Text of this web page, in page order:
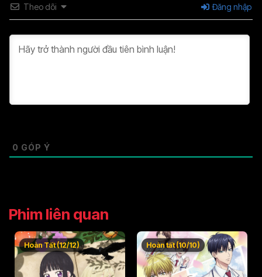
Tập 40 Tập 42
Tập 43 Tập 44 Tập 45
Theo dõi Đăng nhập
0 GÓP Ý
Phim liên quan
Hoàn Tất (12/12) Hoàn tất (10/10)